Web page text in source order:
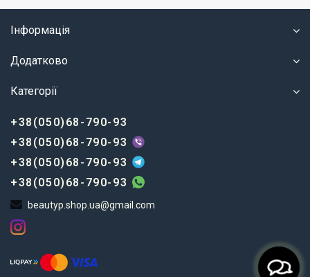
Інформація
Додатково
Категорії
+38(050)68-790-93
+38(050)68-790-93
+38(050)68-790-93
+38(050)68-790-93
beautyp.shop.ua@gmail.com